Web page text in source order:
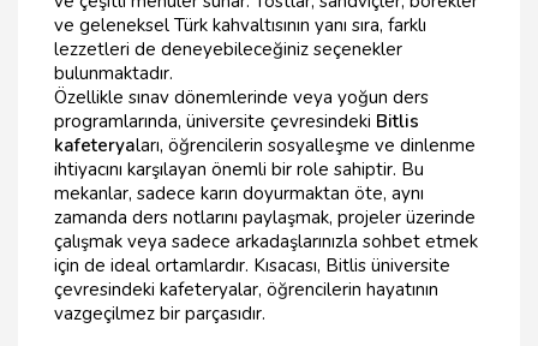
ve geleneksel Türk kahvaltısının yanı sıra, farklı
lezzetleri de deneyebileceğiniz seçenekler
bulunmaktadır.
Özellikle sınav dönemlerinde veya yoğun ders
programlarında, üniversite çevresindeki Bitlis
kafeteryaları, öğrencilerin sosyalleşme ve dinlenme
ihtiyacını karşılayan önemli bir role sahiptir. Bu
mekanlar, sadece karın doyurmaktan öte, aynı
zamanda ders notlarını paylaşmak, projeler üzerinde
çalışmak veya sadece arkadaşlarınızla sohbet etmek
için de ideal ortamlardır. Kısacası, Bitlis üniversite
çevresindeki kafeteryalar, öğrencilerin hayatının
vazgeçilmez bir parçasıdır.